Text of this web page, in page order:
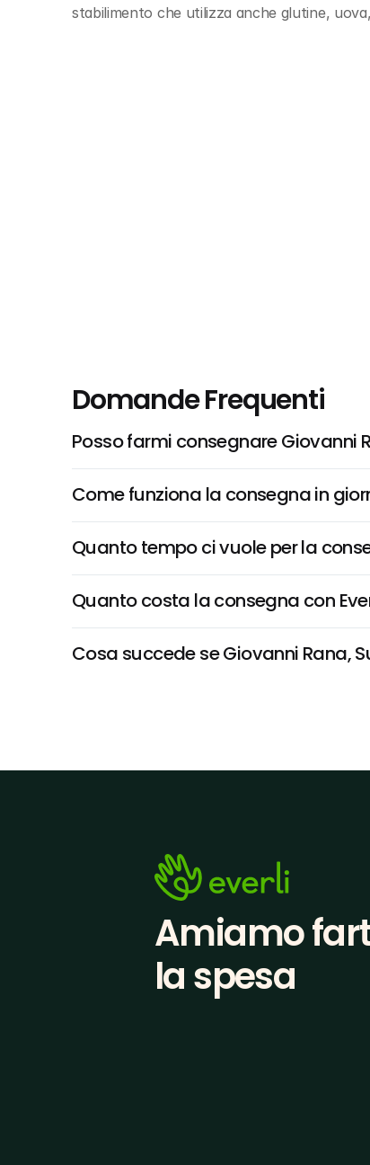
stabilimento che utilizza anche glutine,
Domande Frequenti
Posso farmi consegnare Giovanni
Come funziona la consegna in
Quanto tempo ci vuole per la
Quanto costa la consegna con
Cosa succede se Giovanni Rana,
Amiamo
la spesa